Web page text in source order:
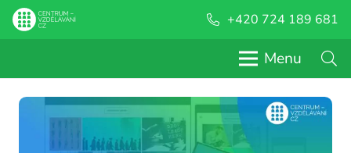
+420 724 189 681
Menu